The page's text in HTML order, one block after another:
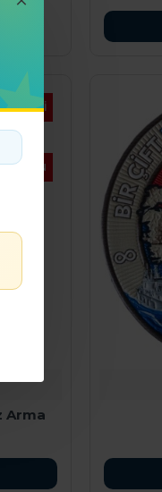
YENI
SATAN
Arma